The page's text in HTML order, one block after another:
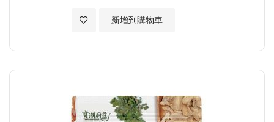
新增到購物車
加入至願望清單